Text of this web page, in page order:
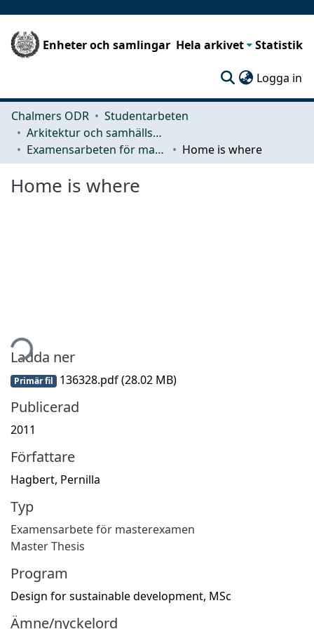
Enheter och samlingar Hela arkivet Statistik
Logga in
Chalmers ODR
Studentarbeten
Arkitektur och samhällsbyggnadsteknik (ACE)
Examensarbeten för masterexamen
Home is where
Home is where
Ladda ner
Primär fil 136328.pdf(28.02 MB)
Publicerad
2011
Författare
Hagbert, Pernilla
Typ
Examensarbete för masterexamen
Master Thesis
Program
Design for sustainable development, MSc
Ämne/nyckelord